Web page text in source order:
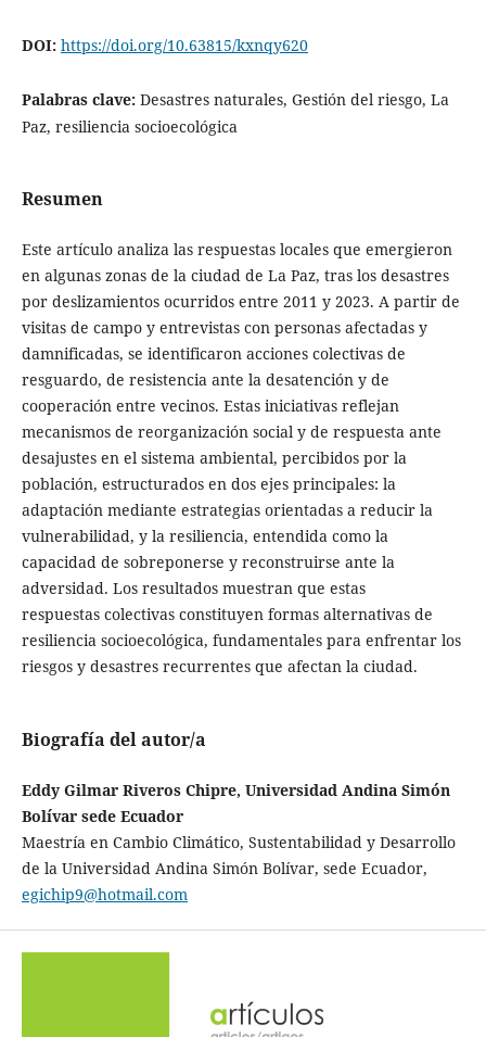
DOI: https://doi.org/10.63815/kxnqy620
Palabras clave: Desastres naturales, Gestión del riesgo, La
Paz, resiliencia socioecológica
Resumen
Este artículo analiza las respuestas locales que emergieron
en algunas zonas de la ciudad de La Paz, tras los desastres
por deslizamientos ocurridos entre 2011 y 2023. A partir de
visitas de campo y entrevistas con personas afectadas y
damnificadas, se identificaron acciones colectivas de
resguardo, de resistencia ante la desatención y de
cooperación entre vecinos. Estas iniciativas reflejan
mecanismos de reorganización social y de respuesta ante
desajustes en el sistema ambiental, percibidos por la
población, estructurados en dos ejes principales: la
adaptación mediante estrategias orientadas a reducir la
vulnerabilidad, y la resiliencia, entendida como la
capacidad de sobreponerse y reconstruirse ante la
adversidad. Los resultados muestran que estas
respuestas colectivas constituyen formas alternativas de
resiliencia socioecológica, fundamentales para enfrentar los
riesgos y desastres recurrentes que afectan la ciudad.
Biografía del autor/a
Eddy Gilmar Riveros Chipre, Universidad Andina Simón
Bolívar sede Ecuador
Maestría en Cambio Climático, Sustentabilidad y Desarrollo
de la Universidad Andina Simón Bolívar, sede Ecuador,
egichip9@hotmail.com